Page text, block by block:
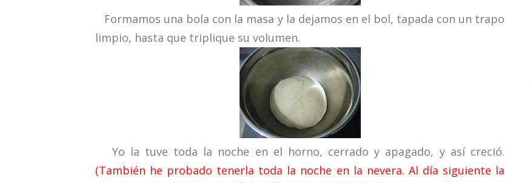
Formamos una bola con la masa y la dejamos en el bol, tapada con un trapo
limpio, hasta que triplique su volumen.
Yo la tuve toda la noche en el horno, cerrado y apagado, y así creció.
(También he probado tenerla toda la noche en la nevera. Al día siguiente la